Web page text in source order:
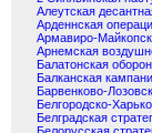
Алеутская
Арденнская
Армавиро-
Арнемская
Балатонская
Балканская
Барвенково-
Белгородско-
Белградская